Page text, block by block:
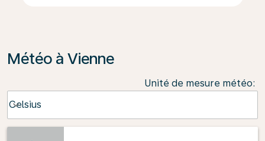
Météo à Vienne
Unité de mesure météo:
Celsius
keyboard_arrow_down